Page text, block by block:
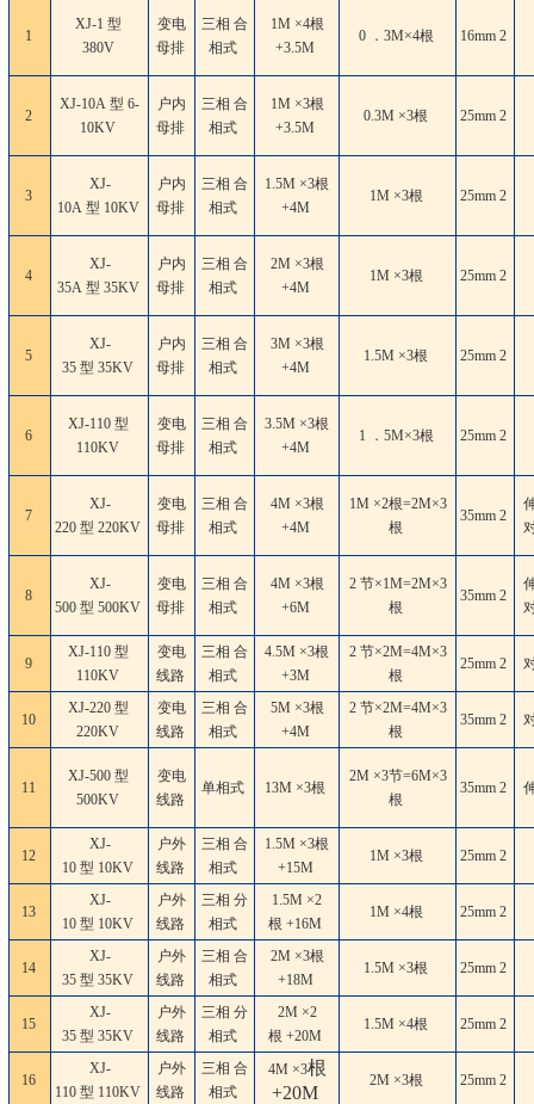
1
XJ-1 型
380V
变电
母排
三相 合
相式
1M ×4根
+3.5M
0 ．3M×4根 16mm 2
2
XJ-10A 型 6-
10KV
户内
母排
三相 合
相式
1M ×3根
+3.5M
0.3M ×3根 25mm 2
3
XJ-
10A 型 10KV
户内
母排
三相 合
相式
1.5M ×3根
+4M
1M ×3根 25mm 2
4
XJ-
35A 型 35KV
户内
母排
三相 合
相式
2M ×3根
+4M
1M ×3根 25mm 2
5
XJ-
35 型 35KV
户内
母排
三相 合
相式
3M ×3根
+4M
1.5M ×3根 25mm 2
6
XJ-110 型
110KV
变电
母排
三相 合
相式
3.5M ×3根
+4M
1 ．5M×3根 25mm 2
7
XJ-
220 型 220KV
变电
母排
三相 合
相式
4M ×3根
+4M
1M ×2根=2M×3
根
35mm 2
8
XJ-
500 型 500KV
变电
母排
三相 合
相式
4M ×3根
+6M
2 节×1M=2M×3
根
35mm 2
9
XJ-110 型
110KV
变电
线路
三相 合
相式
4.5M ×3根
+3M
2 节×2M=4M×3
根
25mm 2
10
XJ-220 型
220KV
变电
线路
三相 合
相式
5M ×3根
+4M
2 节×2M=4M×3
根
35mm 2
11
XJ-500 型
500KV
变电
线路
单相式 13M ×3根
2M ×3节=6M×3
根
35mm 2
12
XJ-
10 型 10KV
户外
线路
三相 合
相式
1.5M ×3根
+15M
1M ×3根 25mm 2
13
XJ-
10 型 10KV
户外
线路
三相 分
相式
1.5M ×2
根 +16M
1M ×4根 25mm 2
14
XJ-
35 型 35KV
户外
线路
三相 合
相式
2M ×3根
+18M
1.5M ×3根 25mm 2
15
XJ-
35 型 35KV
户外
线路
三相 分
相式
2M ×2
根 +20M
1.5M ×4根 25mm 2
16
XJ-
110 型 110KV
户外
线路
三相 合
相式
4M ×3根
+20M
2M ×3根 25mm 2